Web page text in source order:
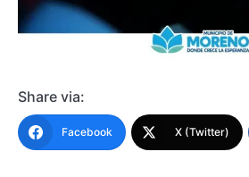
Share via:
Facebook X (Twitter)